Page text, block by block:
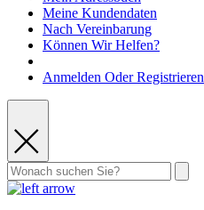
Meine Kundendaten
Nach Vereinbarung
Können Wir Helfen?
Anmelden Oder Registrieren